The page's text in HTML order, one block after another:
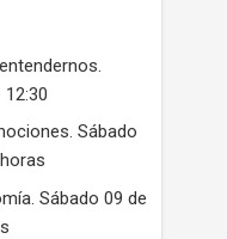
Sábado
Sábado 09 de